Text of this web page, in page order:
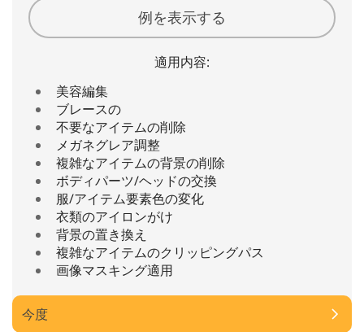
例を表示する
適用内容:
美容編集
ブレースの
不要なアイテムの削除
メガネグレア調整
複雑なアイテムの背景の削除
ボディパーツ/ヘッドの交換
服/アイテム要素色の変化
衣類のアイロンがけ
背景の置き換え
複雑なアイテムのクリッピングパス
画像マスキング適用
今度